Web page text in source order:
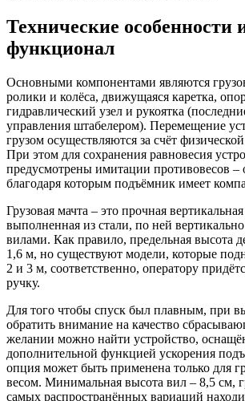
Технические особенности
функционал
Основными компонентами являются
ролики и колёса, движущаяся каретка,
гидравлический узел и рукоятка
управления штабелером). Перемещение
грузом осуществляются за счёт
При этом для сохранения равновесия
предусмотрены имитации противовесов –
благодаря которым подъёмник имеет
Грузовая мачта – это прочная
выполненная из стали, по ней
вилами. Как правило, предельная высота
1,6 м, но существуют модели, которые
2 и 3 м, соответственно, оператору
ручку.
Для того чтобы спуск был плавным, при
обратить внимание на качество
желании можно найти устройство,
дополнительной функцией ускорения
опция может быть применена только для
весом. Минимальная высота вил – 8,5 см,
самых распространённых вариаций